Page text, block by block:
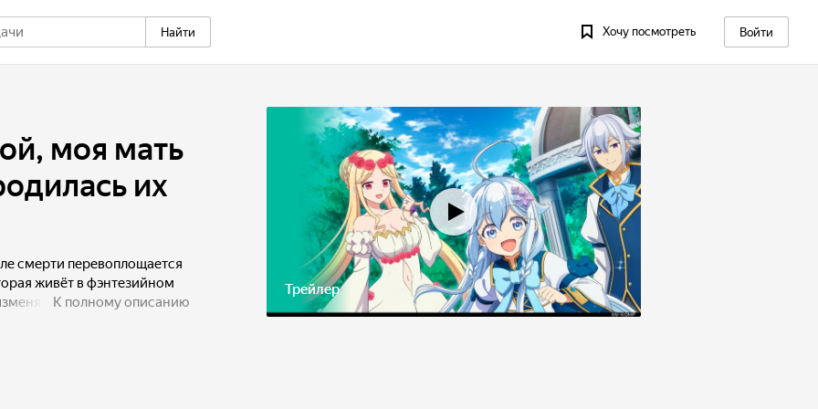
Найти Хочу посмотреть Войти
Трейлер
моя мать
их
смерти перевоплощается
живёт в фэнтезийном
состав и структуру
К полному описанию